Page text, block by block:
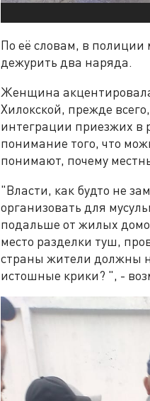
По её словам, в
дежурить два наряда.
Женщина
Хилокской, прежде
интеграции приезжих в
понимание того, что
понимают, почему
"Власти, как будто не
организовать для
подальше от жилых
место разделки туш,
страны жители должны
истошные крики? ", -